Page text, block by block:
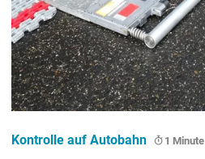
Kontrolle auf Autobahn 1 Minute